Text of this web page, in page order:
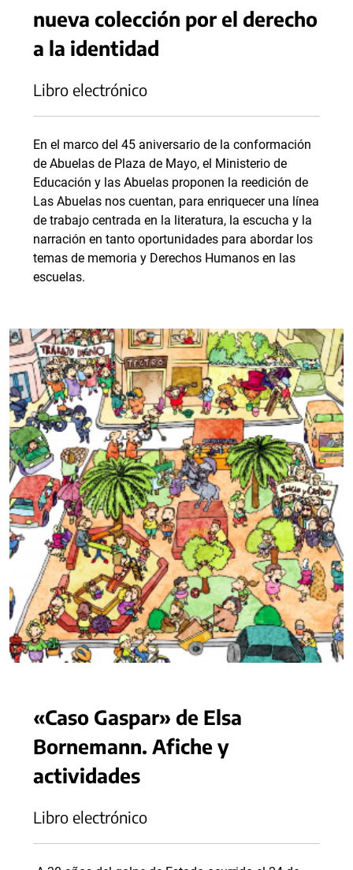
nueva colección por el derecho
a la identidad
Libro electrónico
En el marco del 45 aniversario de la conformación
de Abuelas de Plaza de Mayo, el Ministerio de
Educación y las Abuelas proponen la reedición de
Las Abuelas nos cuentan, para enriquecer una línea
de trabajo centrada en la literatura, la escucha y la
narración en tanto oportunidades para abordar los
temas de memoria y Derechos Humanos en las
escuelas.
«Caso Gaspar» de Elsa
Bornemann. Afiche y
actividades
Libro electrónico